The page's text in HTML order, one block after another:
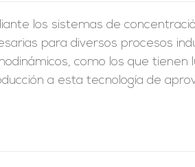
los sistemas de
para diversos procesos
como los que tienen
a esta tecnología de